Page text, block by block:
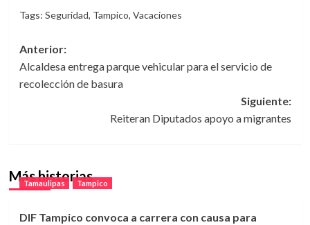
Tags: Seguridad, Tampico, Vacaciones
Navegación
de
entradas
Anterior:
Alcaldesa entrega parque vehicular para el servicio de
recolección de basura
Siguiente:
Reiteran Diputados apoyo a migrantes
Más historias
Tamaulipas Tampico
DIF Tampico convoca a carrera con causa para